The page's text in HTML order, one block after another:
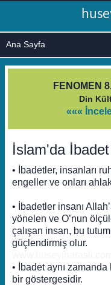
FENOMEN
Din
«««
İslam'da
• İbadetler, insanları
engeller ve onları
• İbadetler insanı
yönelen ve O’nun
çalışan insan, bu
güçlendirmiş olur.
• İbadet aynı
bir göstergesidir.